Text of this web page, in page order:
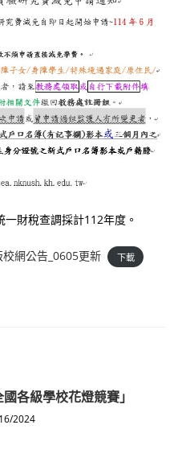
財稅查調採計112年度。
網公告_0605更新 下載
各級學校花燈競賽」
2024